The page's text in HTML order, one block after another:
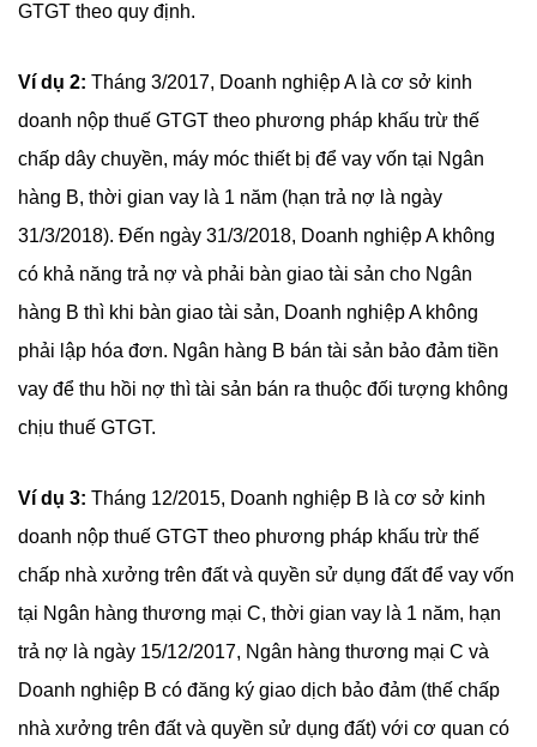
GTGT theo quy định.
Ví dụ 2: Tháng 3/2017, Doanh nghiệp A là cơ sở kinh
doanh nộp thuế GTGT theo phương pháp khấu trừ thế
chấp dây chuyền, máy móc thiết bị để vay vốn tại Ngân
hàng B, thời gian vay là 1 năm (hạn trả nợ là ngày
31/3/2018). Đến ngày 31/3/2018, Doanh nghiệp A không
có khả năng trả nợ và phải bàn giao tài sản cho Ngân
hàng B thì khi bàn giao tài sản, Doanh nghiệp A không
phải lập hóa đơn. Ngân hàng B bán tài sản bảo đảm tiền
vay để thu hồi nợ thì tài sản bán ra thuộc đối tượng không
chịu thuế GTGT.
Ví dụ 3: Tháng 12/2015, Doanh nghiệp B là cơ sở kinh
doanh nộp thuế GTGT theo phương pháp khấu trừ thế
chấp nhà xưởng trên đất và quyền sử dụng đất để vay vốn
tại Ngân hàng thương mại C, thời gian vay là 1 năm, hạn
trả nợ là ngày 15/12/2017, Ngân hàng thương mại C và
Doanh nghiệp B có đăng ký giao dịch bảo đảm (thế chấp
nhà xưởng trên đất và quyền sử dụng đất) với cơ quan có